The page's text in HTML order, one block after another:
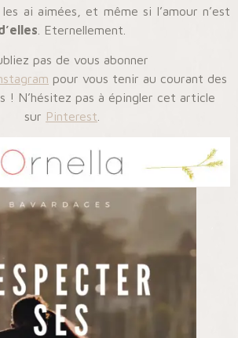
ai aimées, et même si l’amour n’est
. Eternellement.
pas de vous abonner
pour vous tenir au courant des
! N’hésitez pas à épingler cet article
sur Pinterest